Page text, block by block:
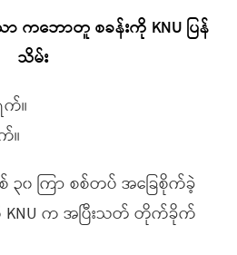
ာ ကဘောတူ စခန်းကို KNU ပြန်
သိမ်း
။
။
၃၀ ကြာ စစ်တပ် အခြေစိုက်ခဲ့
က အပြီးသတ် တိုက်ခိုက်